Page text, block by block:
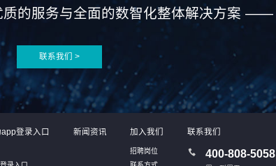
的服务与全面的数智化整体解决方案 ——
联系我们 >
登录入口 新闻资讯 加入我们
招聘岗位
联系我们
400-808-5058